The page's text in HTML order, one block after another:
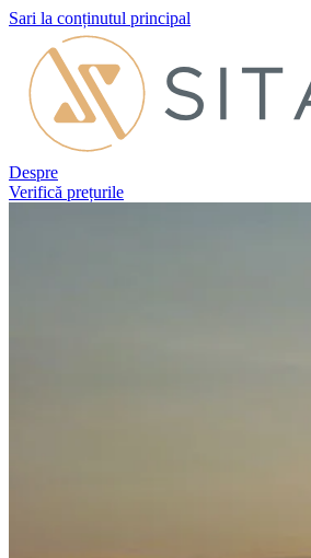
Sari la conținutul principal
Despre
Verifică prețurile